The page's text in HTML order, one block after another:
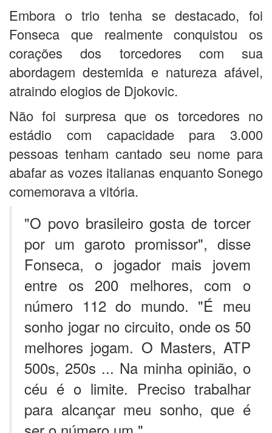
Embora o trio tenha se destacado, foi
Fonseca que realmente conquistou os
corações dos torcedores com sua
abordagem destemida e natureza afável,
atraindo elogios de Djokovic.
Não foi surpresa que os torcedores no
estádio com capacidade para 3.000
pessoas tenham cantado seu nome para
abafar as vozes italianas enquanto Sonego
comemorava a vitória.
"O povo brasileiro gosta de torcer
por um garoto promissor", disse
Fonseca, o jogador mais jovem
entre os 200 melhores, com o
número 112 do mundo. "É meu
sonho jogar no circuito, onde os 50
melhores jogam. O Masters, ATP
500s, 250s ... Na minha opinião, o
céu é o limite. Preciso trabalhar
para alcançar meu sonho, que é